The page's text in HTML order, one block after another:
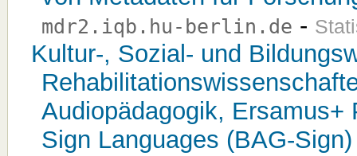
mdr2.iqb.hu-berlin.de -
Kultur-, Sozial- und
Audiopädagogik, Ersamus+
Sign Languages (BAG-Sign)